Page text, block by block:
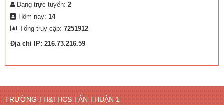
Đang trực tuyến: 2
Hôm nay: 14
Tổng truy cập: 7251912
Địa chỉ IP: 216.73.216.59
TRƯỜNG TH&THCS TÂN THUẬN 1